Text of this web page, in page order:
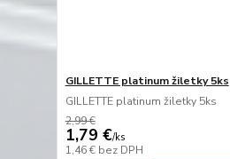
GILLETTE platinum žiletky 5ks
GILLETTE platinum žiletky 5ks
2,99 €
1,79 €/ks
1,46 € bez DPH